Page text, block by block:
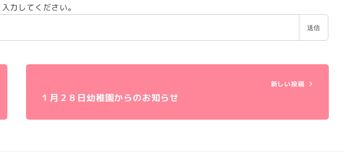
力してください。
新しい投稿
１月２８日幼稚園からのお知らせ